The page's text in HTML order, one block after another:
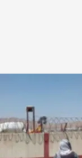
Cuatro al
27 AGO